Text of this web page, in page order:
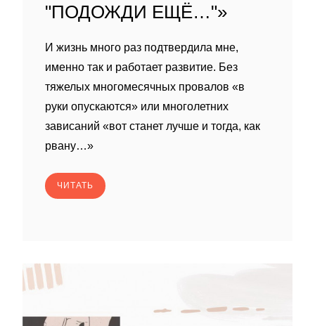
"ПОДОЖДИ ЕЩЁ…"»
И жизнь много раз подтвердила мне,
именно так и работает развитие. Без
тяжелых многомесячных провалов «в
руки опускаются» или многолетних
зависаний «вот станет лучше и тогда, как
рвану…»
ЧИТАТЬ